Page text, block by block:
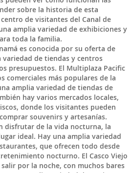
sobre la historia de esta
de visitantes del Canal de
amplia variedad de exhibiciones y
toda la familia.
es conocida por su oferta de
variedad de tiendas y centros
presupuestos. El Multiplaza Pacific
comerciales más populares de la
amplia variedad de tiendas de
hay varios mercados locales,
donde los visitantes pueden
souvenirs y artesanías.
disfrutar de la vida nocturna, la
ideal. Hay una amplia variedad
que ofrecen todo desde
nocturno. El Casco Viejo
por la noche, con muchos bares